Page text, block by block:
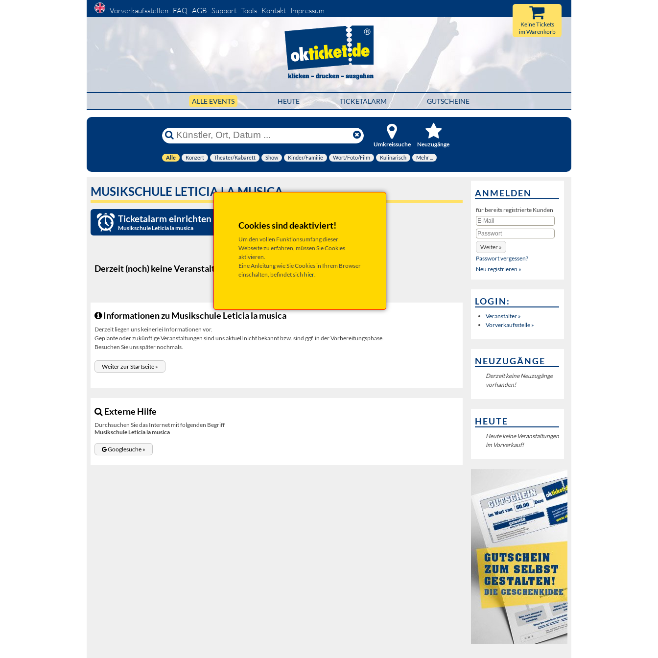
Vorverkaufsstellen FAQ AGB Support Tools Kontakt Impressum
ALLE EVENTS HEUTE TICKETALARM GUTSCHEINE
Keine Tickets
im Warenkorb
Umkreissuche Neuzugänge
Alle Konzert Theater/Kabarett Show Kinder/Familie Wort/Foto/Film Kulinarisch Mehr ...
Cookies sind deaktiviert!
Um den vollen Funktionsumfang dieser
Webseite zu erfahren, müssen Sie Cookies
aktivieren.
Eine Anleitung wie Sie Cookies in Ihrem Browser
einschalten, befindet sich hier.
MUSIKSCHULE LETICIA LA MUSICA
Ticketalarm einrichten »
Musikschule Leticia la musica
Derzeit (noch) keine Veranstaltungen im Vorverkauf!
Informationen zu Musikschule Leticia la musica
Derzeit liegen uns keinerlei Informationen vor.
Geplante oder zukünftige Veranstaltungen sind uns aktuell nicht bekannt bzw. sind ggf. in der Vorbereitungsphase.
Besuchen Sie uns später nochmals.
Weiter zur Startseite »
Externe Hilfe
Durchsuchen Sie das Internet mit folgenden Begriff
Musikschule Leticia la musica
Googlesuche »
ANMELDEN
für bereits registrierte Kunden
Passwort vergessen?
Neu registrieren »
LOGIN:
Veranstalter »
Vorverkaufsstelle »
NEUZUGÄNGE
Derzeit keine Neuzugänge
vorhanden!
HEUTE
Heute keine Veranstaltungen
im Vorverkauf!